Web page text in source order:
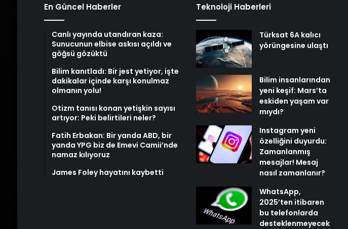
En Güncel Haberler
Canlı yayında utandıran kaza:
Sunucunun elbise askısı açıldı ve
göğsü gözüktü
Bilim kanıtladı: Bir jest yetiyor, işte
dakikalar içinde karşı konulmaz
olmanın yolu!
Otizm tanısı konan yetişkin sayısı
artıyor: Peki belirtileri neler?
Fatih Erbakan: Bir yanda ABD, bir
yanda YPG biz de Emevi Camii’nde
namaz kılıyoruz
James Foley hayatını kaybetti
Teknoloji Haberleri
Türksat 6A kalıcı
yörüngesine ulaştı
Bilim insanlarından
yeni keşif: Mars’ta
eskiden yaşam var
mıydı?
Instagram yeni
özelliğini duyurdu:
Zamanlanmış
mesajlar! Mesaj
nasıl zamanlanır?
WhatsApp,
2025’ten itibaren
bu telefonlarda
desteklenmeyecek